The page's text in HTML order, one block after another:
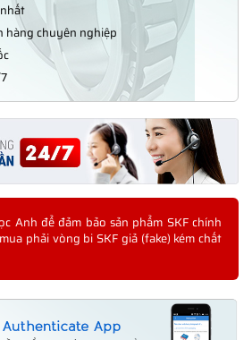
hàng chuyên nghiệp
Anh để đảm bảo sản phẩm SKF chính
phải vòng bi SKF giả (fake) kém chất